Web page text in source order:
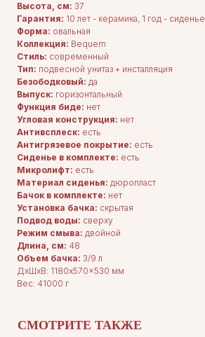
Высота, см: 37
Гарантия: 10 лет - керамика, 1 год - сиденье
Форма: овальная
Коллекция: Bequem
Стиль: современный
Тип: подвесной унитаз + инсталляция
Безободковый: да
Выпуск: горизонтальный
Функция биде: нет
Угловая конструкция: нет
Антивсплеск: есть
Антигрязевое покрытие: есть
Сиденье в комплекте: есть
Микролифт: есть
Материал сиденья: дюропласт
Бачок в комплекте: нет
Установка бачка: скрытая
Подвод воды: сверху
Режим смыва: двойной
Длина, см: 48
Объем бачка: 3/9 л
ДxШxВ: 1180x570x530 мм
Вес: 41000 г
СМОТРИТЕ ТАКЖЕ